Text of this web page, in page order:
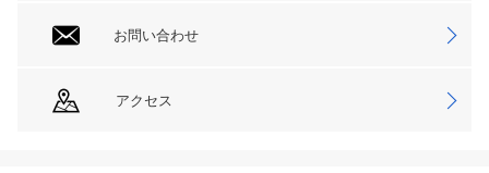
お問い合わせ
アクセス